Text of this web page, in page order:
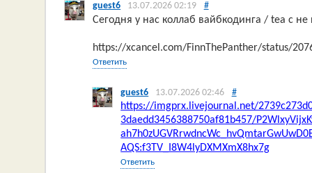
guest6 13.07.2026 02:19 #
Сегодня у нас коллаб вайбкодинга / tea c
https://xcancel.com/FinnThePanther/status/
Ответить
guest6 13.07.2026 02:46 #
https://imgprx.livejournal.net/
3daedd3456388750af81b457/
AQS:f3TV_I8W4lyDXMXmX8hx7g
Ответить